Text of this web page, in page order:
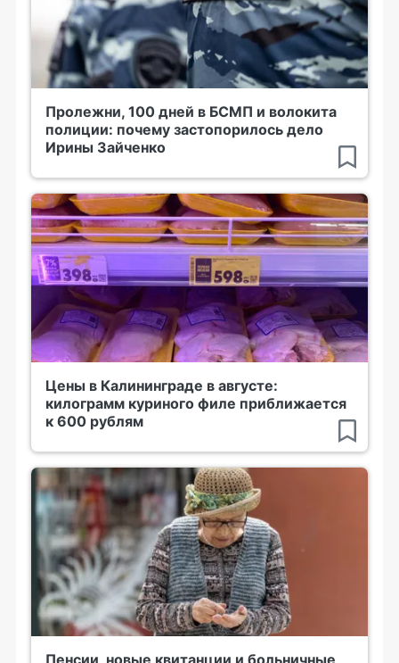
Пролежни, 100 дней в БСМП и волокита
полиции: почему застопорилось дело
Ирины Зайченко
Цены в Калининграде в августе:
килограмм куриного филе приближается
к 600 рублям
Пенсии, новые квитанции и больничные